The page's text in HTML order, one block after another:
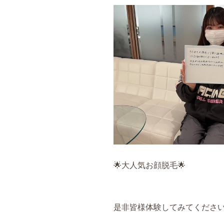
🌟大人気お顔脱毛🌟
是非皆様体験してみてくださ